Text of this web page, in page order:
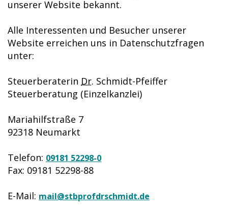
unserer Website bekannt.
Alle Interessenten und Besucher unserer
Website erreichen uns in Datenschutzfragen
unter:
Steuerberaterin Dr. Schmidt-Pfeiffer
Steuerberatung (Einzelkanzlei)
Mariahilfstraße 7
92318 Neumarkt
Telefon: 09181 52298-0
Fax: 09181 52298-88
E-Mail: mail@stbprofdrschmidt.de